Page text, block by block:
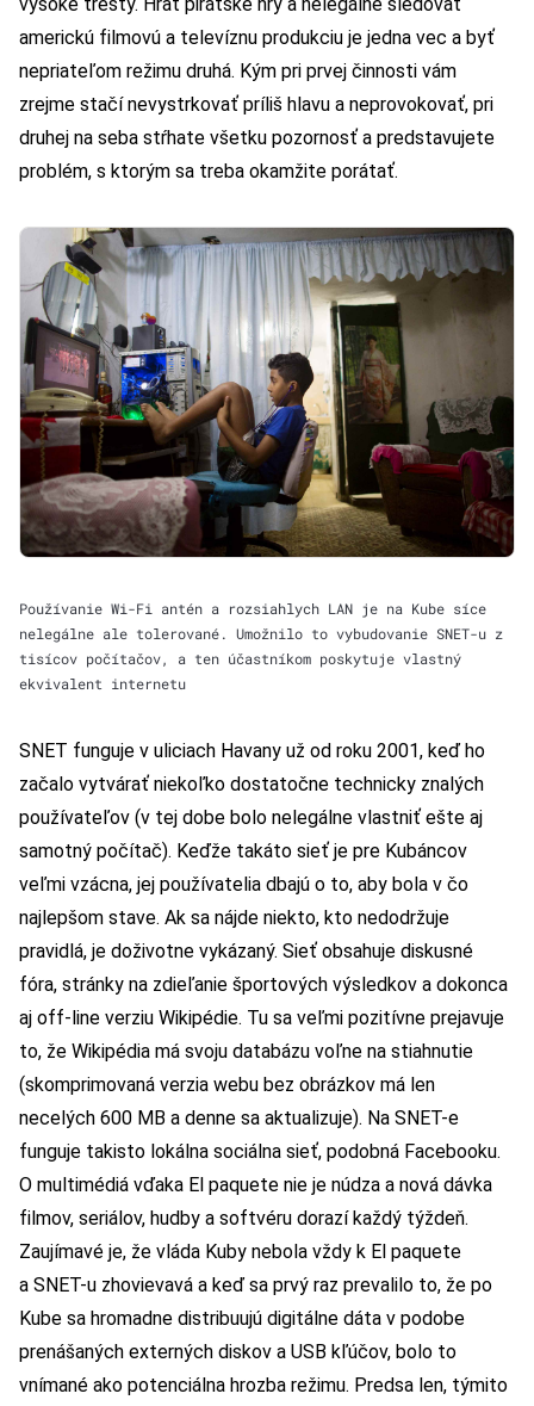
americkú filmovú a televíznu produkciu je jedna vec a byť
nepriateľom režimu druhá. Kým pri prvej činnosti vám
zrejme stačí nevystrkovať príliš hlavu a neprovokovať, pri
druhej na seba stŕhate všetku pozornosť a predstavujete
problém, s ktorým sa treba okamžite porátať.
Používanie Wi-Fi antén a rozsiahlych LAN je na Kube síce
nelegálne ale tolerované. Umožnilo to vybudovanie SNET-u z
tisícov počítačov, a ten účastníkom poskytuje vlastný
ekvivalent internetu
SNET funguje v uliciach Havany už od roku 2001, keď ho
začalo vytvárať niekoľko dostatočne technicky znalých
používateľov (v tej dobe bolo nelegálne vlastniť ešte aj
samotný počítač). Keďže takáto sieť je pre Kubáncov
veľmi vzácna, jej používatelia dbajú o to, aby bola v čo
najlepšom stave. Ak sa nájde niekto, kto nedodržuje
pravidlá, je doživotne vykázaný. Sieť obsahuje diskusné
fóra, stránky na zdieľanie športových výsledkov a dokonca
aj off-line verziu Wikipédie. Tu sa veľmi pozitívne prejavuje
to, že Wikipédia má svoju databázu voľne na stiahnutie
(skomprimovaná verzia webu bez obrázkov má len
necelých 600 MB a denne sa aktualizuje). Na SNET-e
funguje takisto lokálna sociálna sieť, podobná Facebooku.
O multimédiá vďaka El paquete nie je núdza a nová dávka
filmov, seriálov, hudby a softvéru dorazí každý týždeň.
Zaujímavé je, že vláda Kuby nebola vždy k El paquete
a SNET-u zhovievavá a keď sa prvý raz prevalilo to, že po
Kube sa hromadne distribuujú digitálne dáta v podobe
prenášaných externých diskov a USB kľúčov, bolo to
vnímané ako potenciálna hrozba režimu. Predsa len, týmito